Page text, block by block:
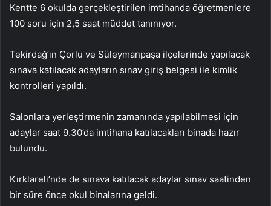
Kentte 6 okulda gerçekleştirilen imtihanda öğretmenlere
100 soru için 2,5 saat müddet tanınıyor.
Tekirdağ’ın Çorlu ve Süleymanpaşa ilçelerinde yapılacak
sınava katılacak adayların sınav giriş belgesi ile kimlik
kontrolleri yapıldı.
Salonlara yerleştirmenin zamanında yapılabilmesi için
adaylar saat 9.30’da imtihana katılacakları binada hazır
bulundu.
Kırklareli’nde de sınava katılacak adaylar sınav saatinden
bir süre önce okul binalarına geldi.